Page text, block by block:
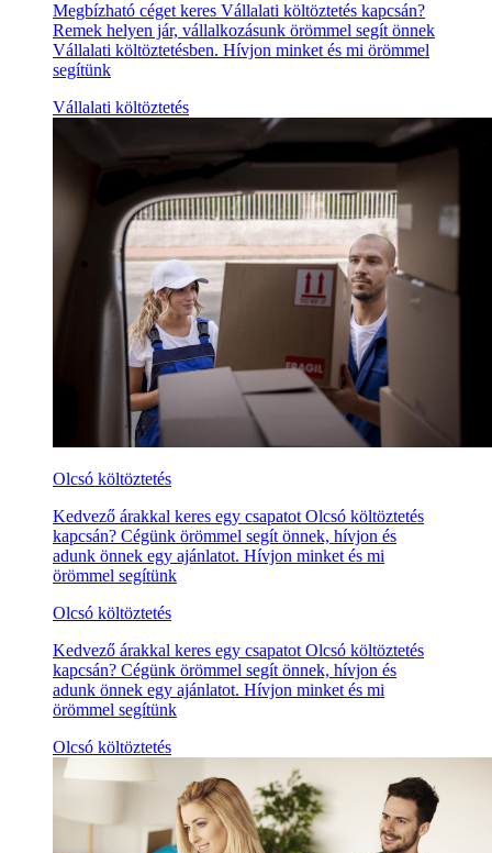
Megbízható céget keres Vállalati költöztetés kapcsán?
Remek helyen jár, vállalkozásunk örömmel segít önnek
Vállalati költöztetésben. Hívjon minket és mi örömmel
segítünk
Vállalati költöztetés
Olcsó költöztetés
Kedvező árakkal keres egy csapatot Olcsó költöztetés
kapcsán? Cégünk örömmel segít önnek, hívjon és
adunk önnek egy ajánlatot. Hívjon minket és mi
örömmel segítünk
Olcsó költöztetés
Kedvező árakkal keres egy csapatot Olcsó költöztetés
kapcsán? Cégünk örömmel segít önnek, hívjon és
adunk önnek egy ajánlatot. Hívjon minket és mi
örömmel segítünk
Olcsó költöztetés